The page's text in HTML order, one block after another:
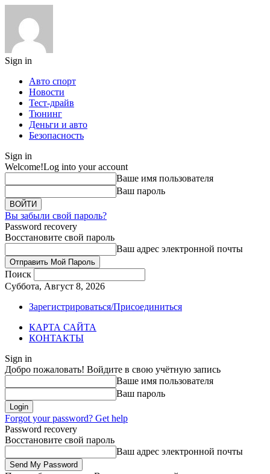
Sign in
Авто спорт
Новости
Тест-драйв
Тюнинг
Деньги и авто
Безопасность
Sign in
Welcome!Log into your account
Ваше имя пользователя
Ваш пароль
Вы забыли свой пароль?
Password recovery
Восстановите свой пароль
Ваш адрес электронной почты
Поиск
Суббота, Август 8, 2026
Зарегистрироваться/Присоединиться
КАРТА САЙТА
КОНТАКТЫ
Sign in
Добро пожаловать! Войдите в свою учётную запись
Ваше имя пользователя
Ваш пароль
Forgot your password? Get help
Password recovery
Восстановите свой пароль
Ваш адрес электронной почты